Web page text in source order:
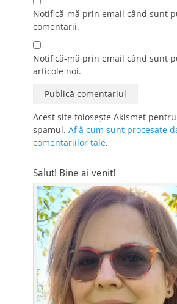
Notifică-mă prin email când sunt
comentarii.
Notifică-mă prin email când sunt
articole noi.
Acest site folosește Akismet
spamul. Află cum sunt procesate
comentariilor tale.
Salut! Bine ai venit!